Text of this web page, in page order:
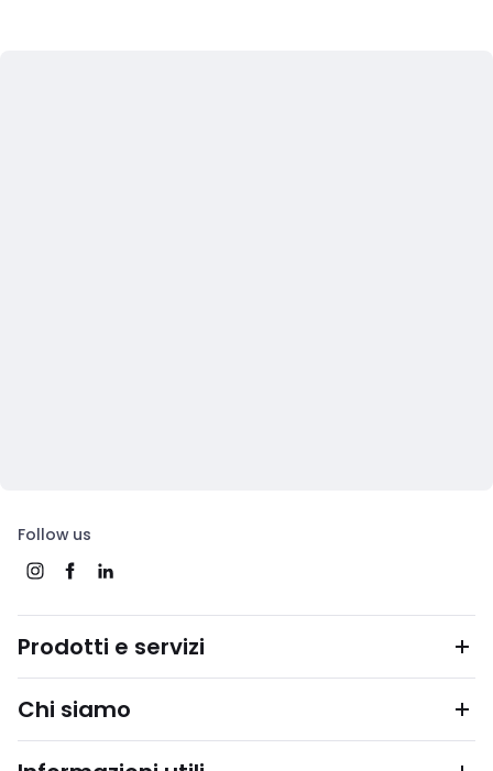
Follow us
Prodotti e servizi
Chi siamo